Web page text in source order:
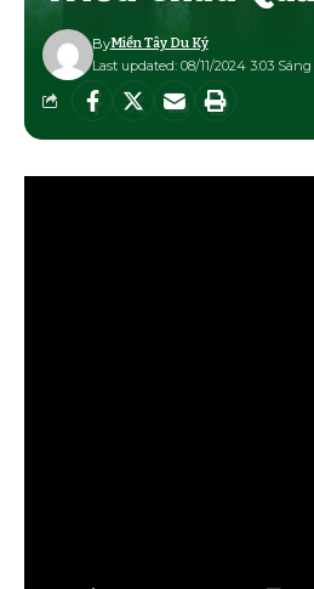
Last updated: 08/11/2024 3:03 Sáng
ByMiền Tây Du Ký